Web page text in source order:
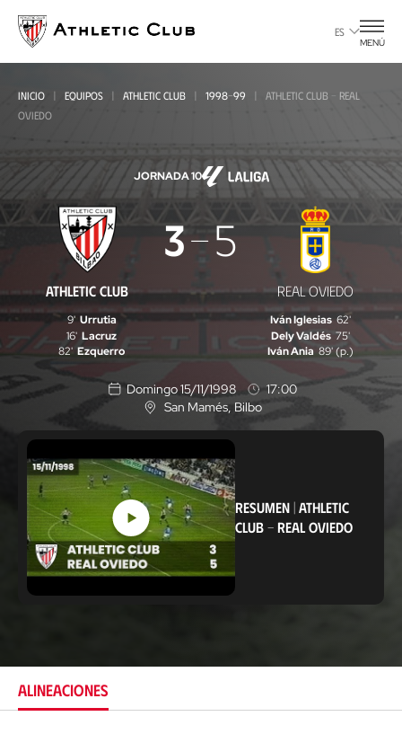
contenido
principal
ES
MENÚ
INICIO EQUIPOS ATHLETIC CLUB 1998-99
ATHLETIC CLUB - REAL
OVIEDO
JORNADA 10
Athletic
Real
Oviedo
ATHLETIC CLUB
3 5
REAL OVIEDO
9' Urrutia
16' Lacruz
82' Ezquerro
Iván Iglesias 62'
Dely Valdés 75'
Iván Ania 89' (p.)
Domingo 15/11/1998
17:00
U
b
i
c
a
c
i
ó
San Mamés, Bilbo
RESUMEN| ATHLETIC
CLUB- REAL OVIEDO
ALINEACIONES